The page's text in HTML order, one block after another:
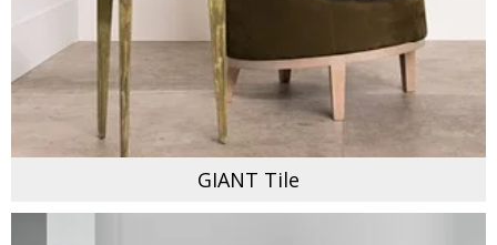
GIANT Tile